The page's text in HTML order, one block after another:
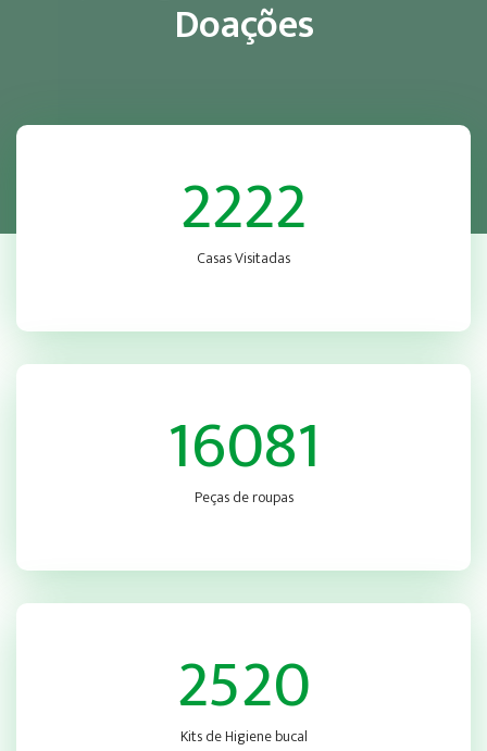
Doações
2222
Casas Visitadas
16081
Peças de roupas
2520
Kits de Higiene bucal